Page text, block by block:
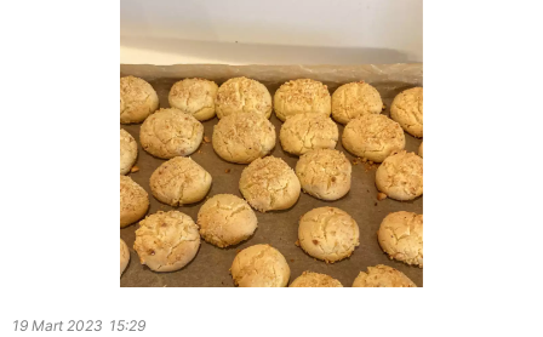
19 Mart 2023 15:29